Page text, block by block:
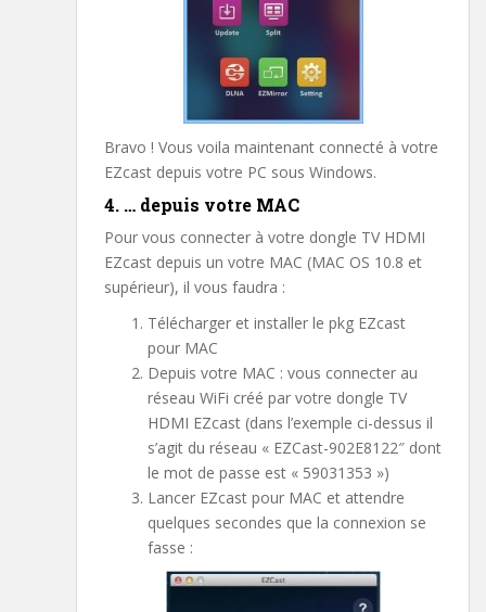
Bravo ! Vous voila maintenant connecté à votre
EZcast depuis votre PC sous Windows.
4. … depuis votre MAC
Pour vous connecter à votre dongle TV HDMI
EZcast depuis un votre MAC (MAC OS 10.8 et
supérieur), il vous faudra :
Télécharger et installer le pkg EZcast
pour MAC
Depuis votre MAC : vous connecter au
réseau WiFi créé par votre dongle TV
HDMI EZcast (dans l’exemple ci-dessus il
s’agit du réseau « EZCast-902E8122″ dont
le mot de passe est « 59031353 »)
Lancer EZcast pour MAC et attendre
quelques secondes que la connexion se
fasse :